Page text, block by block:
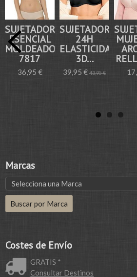
Marcas
Costes de Envío
GRATIS *
Consultar Destinos
SUJETADOR
ESENCIAL
MOLDEADOR
7817
36,95 €
SUJETADOR
24H
ELASTICIDAD
3D...
39,95 € 43,95 €